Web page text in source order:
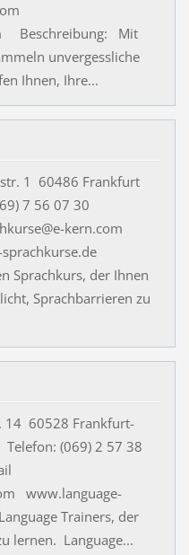
Beschreibung: Mit
unvergessliche
Ihnen, Ihre...
1 60486 Frankfurt
7 56 07 30
kern.com
Sprachkurs, der Ihnen
Sprachbarrieren zu
14 60528 Frankfurt-
(069) 2 57 38
www.language-
Trainers, der
lernen. Language...